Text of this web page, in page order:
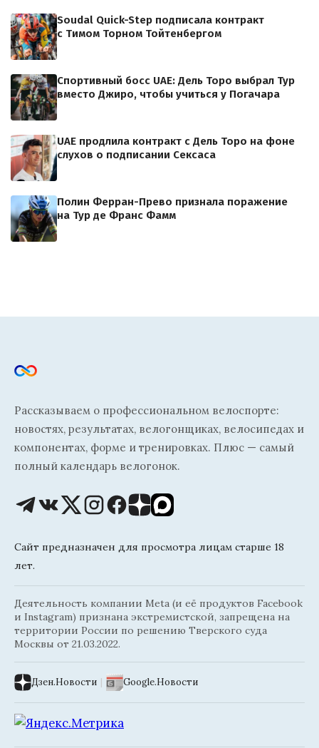
Soudal Quick-Step подписала контракт
с Тимом Торном Тойтенбергом
Спортивный босс UAE: Дель Торо выбрал Тур
вместо Джиро, чтобы учиться у Погачара
UAE продлила контракт с Дель Торо на фоне
слухов о подписании Сексаса
Полин Ферран-Прево признала поражение
на Тур де Франс Фамм
Рассказываем о профессиональном велоспорте:
новостях, результатах, велогонщиках, велосипедах и
компонентах, форме и тренировках. Плюс — самый
полный календарь велогонок.
Сайт предназначен для просмотра лицам старше 18
лет.
Деятельность компании Meta (и её продуктов Facebook
и Instagram) признана экстремистской, запрещена на
территории России по решению Тверского суда
Москвы от 21.03.2022.
Дзен.Новости | Google.Новости